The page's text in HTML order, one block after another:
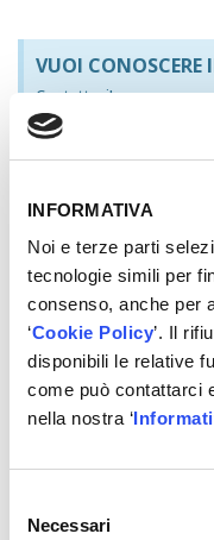
INFORMATIVA
Noi e terze parti
tecnologie simili per
consenso, anche per
‘Cookie Policy’. Il
disponibili le relative
come può contattarci
nella nostra ‘
delNecessari
VUOI CONOSCERE
Contattaci!
No results found.